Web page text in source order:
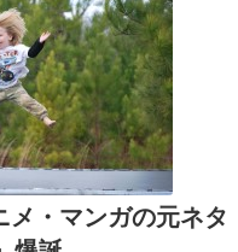
・マンガの元ネタ